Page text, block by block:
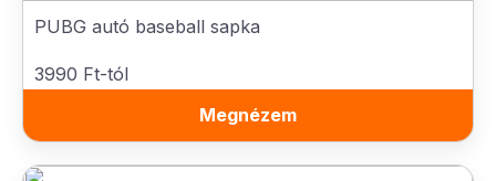
PUBG autó baseball sapka
3990 Ft-tól
Megnézem